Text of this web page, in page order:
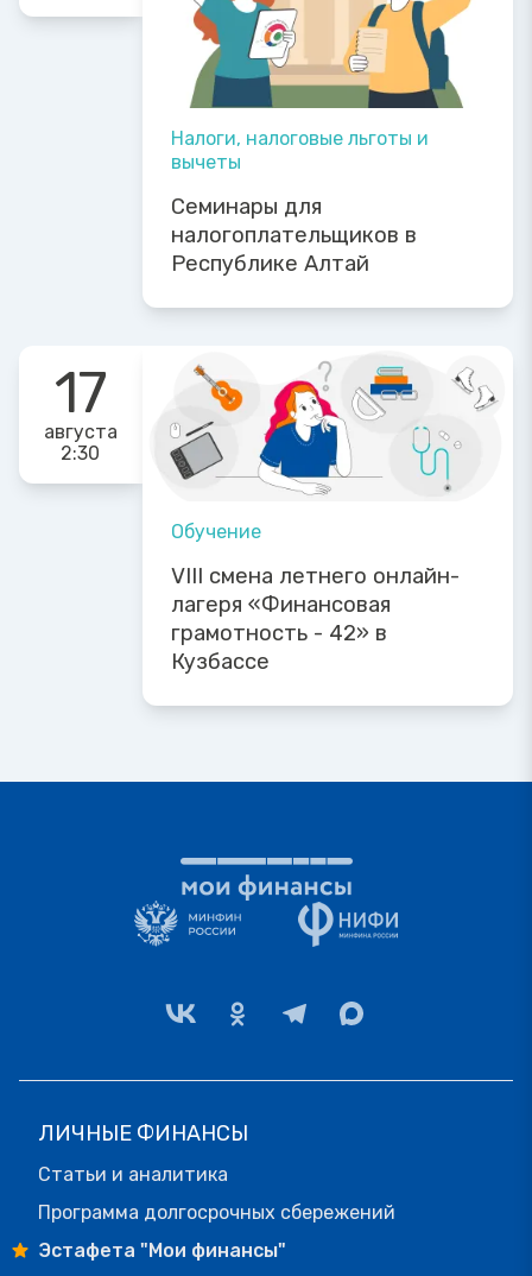
Налоги, налоговые льготы и
вычеты
Семинары для
налогоплательщиков в
Республике Алтай
17
августа
2:30
Обучение
VIII смена летнего онлайн-
лагеря «Финансовая
грамотность - 42» в
Кузбассе
ЛИЧНЫЕ ФИНАНСЫ
Статьи и аналитика
Программа долгосрочных сбережений
Эстафета "Мои финансы"